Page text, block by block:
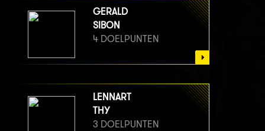
GERALD
SIBON
4 DOELPUNTEN
LENNART
THY
3 DOELPUNTEN